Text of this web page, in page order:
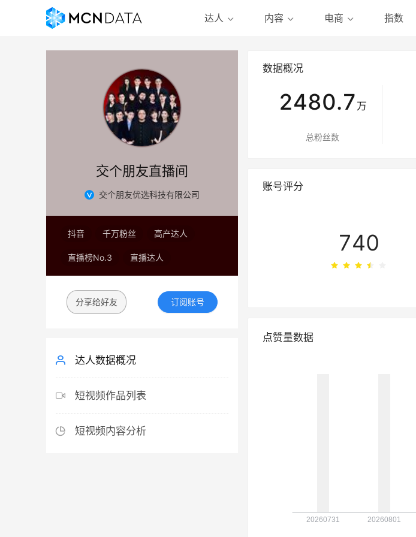
达人 内容 电商 指数
交个朋友直播间
交个朋友优选科技有限公司
抖音 千万粉丝 高产达人
直播榜No.3 直播达人
分享给好友 订阅账号
达人数据概况
短视频作品列表
短视频内容分析
数据概况
2480.7 万
总粉丝数
账号评分
740
点赞量数据